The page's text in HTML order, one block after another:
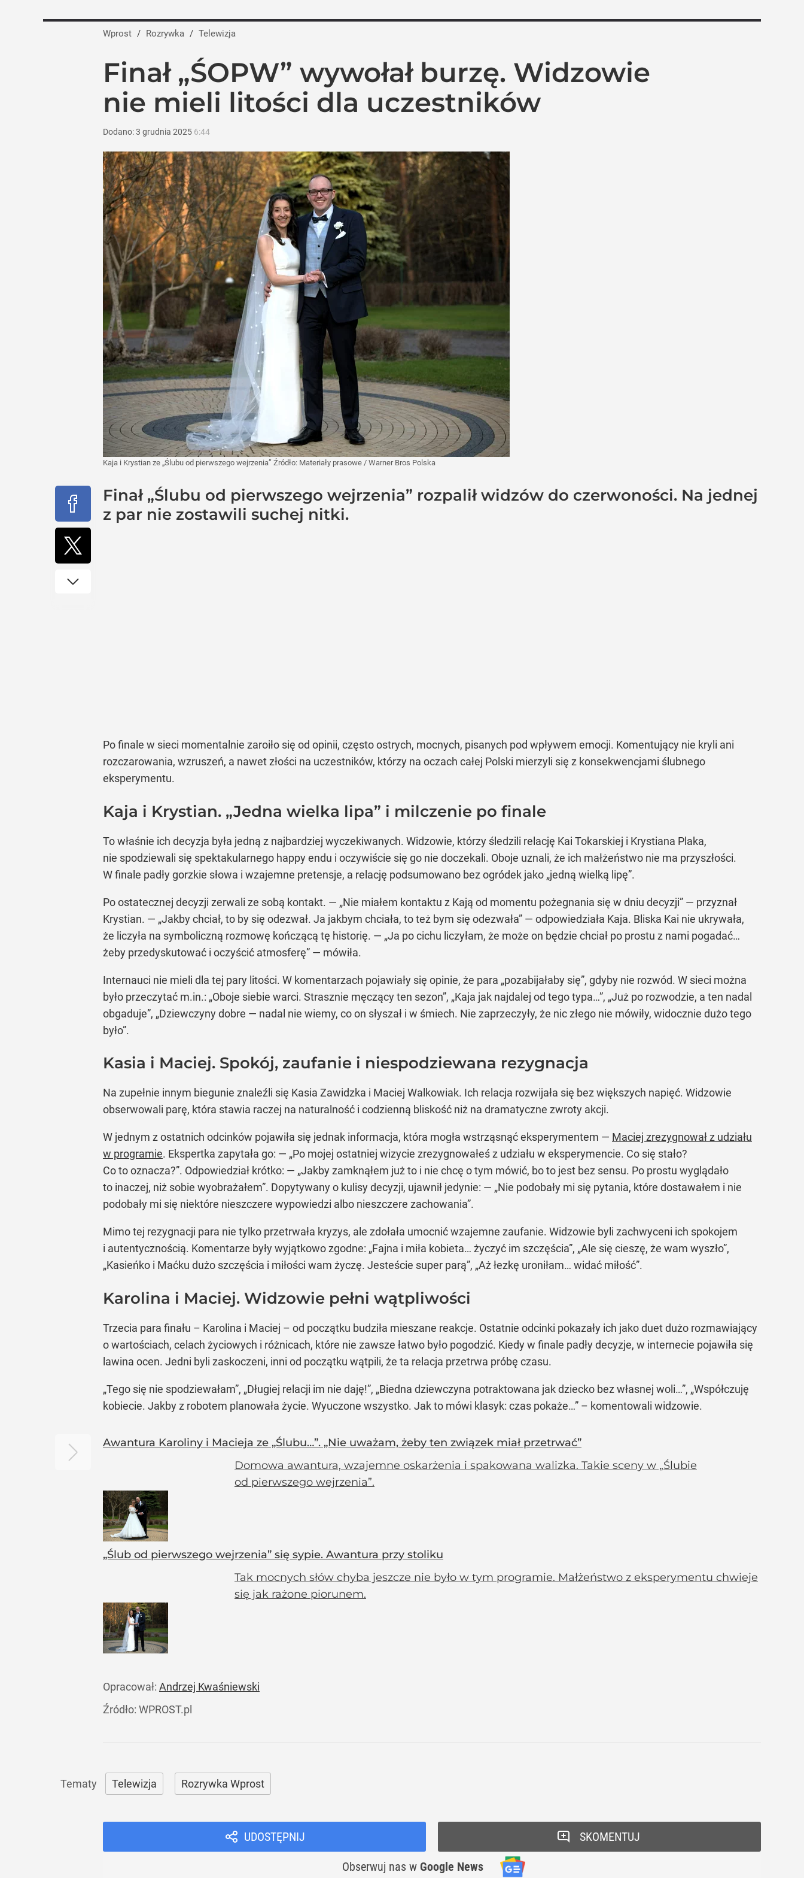
Wprost / Rozrywka / Telewizja
Finał „ŚOPW” wywołał burzę. Widzowie
nie mieli litości dla uczestników
Dodano:3 grudnia 2025 6:44
Kaja i Krystian ze „Ślubu od pierwszego wejrzenia” Źródło: Materiały prasowe / Warner Bros Polska
Finał „Ślubu od pierwszego wejrzenia” rozpalił widzów do czerwoności. Na jednej
z par nie zostawili suchej nitki.
Po finale w sieci momentalnie zaroiło się od opinii, często ostrych, mocnych, pisanych pod wpływem emocji. Komentujący nie kryli ani
rozczarowania, wzruszeń, a nawet złości na uczestników, którzy na oczach całej Polski mierzyli się z konsekwencjami ślubnego
eksperymentu.
Kaja i Krystian. „Jedna wielka lipa” i milczenie po finale
To właśnie ich decyzja była jedną z najbardziej wyczekiwanych. Widzowie, którzy śledzili relację Kai Tokarskiej i Krystiana Plaka,
nie spodziewali się spektakularnego happy endu i oczywiście się go nie doczekali. Oboje uznali, że ich małżeństwo nie ma przyszłości.
W finale padły gorzkie słowa i wzajemne pretensje, a relację podsumowano bez ogródek jako „jedną wielką lipę”.
Po ostatecznej decyzji zerwali ze sobą kontakt. — „Nie miałem kontaktu z Kają od momentu pożegnania się w dniu decyzji” — przyznał
Krystian. — „Jakby chciał, to by się odezwał. Ja jakbym chciała, to też bym się odezwała” — odpowiedziała Kaja. Bliska Kai nie ukrywała,
że liczyła na symboliczną rozmowę kończącą tę historię. — „Ja po cichu liczyłam, że może on będzie chciał po prostu z nami pogadać…
żeby przedyskutować i oczyścić atmosferę” — mówiła.
Internauci nie mieli dla tej pary litości. W komentarzach pojawiały się opinie, że para „pozabijałaby się”, gdyby nie rozwód. W sieci można
było przeczytać m.in.: „Oboje siebie warci. Strasznie męczący ten sezon”, „Kaja jak najdalej od tego typa…”, „Już po rozwodzie, a ten nadal
obgaduje”, „Dziewczyny dobre — nadal nie wiemy, co on słyszał i w śmiech. Nie zaprzeczyły, że nic złego nie mówiły, widocznie dużo tego
było”.
Kasia i Maciej. Spokój, zaufanie i niespodziewana rezygnacja
Na zupełnie innym biegunie znaleźli się Kasia Zawidzka i Maciej Walkowiak. Ich relacja rozwijała się bez większych napięć. Widzowie
obserwowali parę, która stawia raczej na naturalność i codzienną bliskość niż na dramatyczne zwroty akcji.
W jednym z ostatnich odcinków pojawiła się jednak informacja, która mogła wstrząsnąć eksperymentem — Maciej zrezygnował z udziału
w programie. Ekspertka zapytała go: — „Po mojej ostatniej wizycie zrezygnowałeś z udziału w eksperymencie. Co się stało?
Co to oznacza?”. Odpowiedział krótko: — „Jakby zamknąłem już to i nie chcę o tym mówić, bo to jest bez sensu. Po prostu wyglądało
to inaczej, niż sobie wyobrażałem”. Dopytywany o kulisy decyzji, ujawnił jedynie: — „Nie podobały mi się pytania, które dostawałem i nie
podobały mi się niektóre nieszczere wypowiedzi albo nieszczere zachowania”.
Mimo tej rezygnacji para nie tylko przetrwała kryzys, ale zdołała umocnić wzajemne zaufanie. Widzowie byli zachwyceni ich spokojem
i autentycznością. Komentarze były wyjątkowo zgodne: „Fajna i miła kobieta… życzyć im szczęścia”, „Ale się cieszę, że wam wyszło”,
„Kasieńko i Maćku dużo szczęścia i miłości wam życzę. Jesteście super parą”, „Aż łezkę uroniłam… widać miłość”.
Karolina i Maciej. Widzowie pełni wątpliwości
Trzecia para finału – Karolina i Maciej – od początku budziła mieszane reakcje. Ostatnie odcinki pokazały ich jako duet dużo rozmawiający
o wartościach, celach życiowych i różnicach, które nie zawsze łatwo było pogodzić. Kiedy w finale padły decyzje, w internecie pojawiła się
lawina ocen. Jedni byli zaskoczeni, inni od początku wątpili, że ta relacja przetrwa próbę czasu.
„Tego się nie spodziewałam”, „Długiej relacji im nie daję!”, „Biedna dziewczyna potraktowana jak dziecko bez własnej woli…”, „Współczuję
kobiecie. Jakby z robotem planowała życie. Wyuczone wszystko. Jak to mówi klasyk: czas pokaże…” – komentowali widzowie.
Awantura Karoliny i Macieja ze „Ślubu…”. „Nie uważam, żeby ten związek miał przetrwać”
Domowa awantura, wzajemne oskarżenia i spakowana walizka. Takie sceny w „Ślubie
od pierwszego wejrzenia”.
„Ślub od pierwszego wejrzenia” się sypie. Awantura przy stoliku
Tak mocnych słów chyba jeszcze nie było w tym programie. Małżeństwo z eksperymentu chwieje
się jak rażone piorunem.
Opracował: Andrzej Kwaśniewski
Źródło: WPROST.pl
Telewizja Rozrywka Wprost
UDOSTĘPNIJ
Obserwuj nas w Google News
SKOMENTUJ